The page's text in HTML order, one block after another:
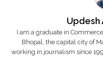
Updesh
I am a graduate in
Bhopal, the capital city of
working in journalism since